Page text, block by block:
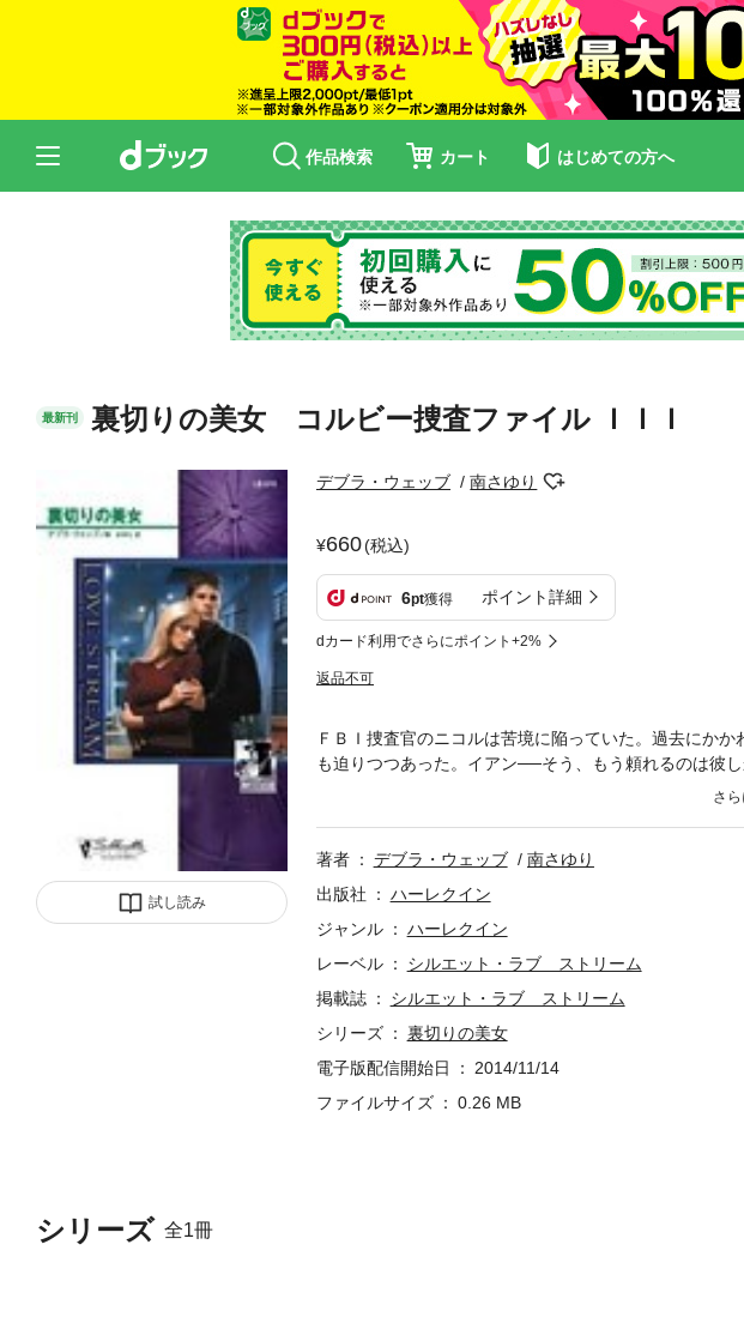
作品検索 カート はじめての方へ
最新刊 裏切りの美女 コルビー捜査ファイル ＩＩＩ
試し読み
デブラ・ウェッブ 南さゆり
660(税込)
6pt獲得 ポイント詳細
dカード利用でさらにポイント+2%
返品不可
シリーズ 全1冊
ＦＢＩ捜査官のニコルは苦境に陥っていた。過去にか
も迫りつつあった。イアン──そう、もう頼れるのは彼
に親密な時間も分かち合っていた。だが、そのせいで
著者
デブラ・ウェッブ
南さゆり
出版社
ハーレクイン
ジャンル
ハーレクイン
レーベル
シルエット・ラブ ストリーム
掲載誌
シルエット・ラブ ストリーム
シリーズ
裏切りの美女
電子版配信開始日
2014/11/14
ファイルサイズ
0.26 MB